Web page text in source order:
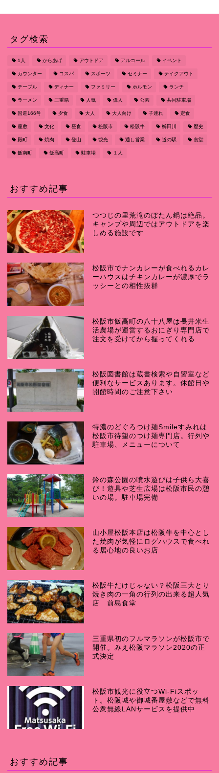
タグ検索
1人 からあげ アウトドア アルコール イベント
カウンター コスパ スポーツ セミナー テイクアウト
テーブル ディナー ファミリー ホルモン ランチ
ラーメン 三重県 人気 偉人 公園 共同駐車場
国道166号 夕食 大人 大人向け 子連れ 定食
座敷 文化 昼食 松阪市 松阪牛 櫛田川 歴史
殿町 焼肉 登山 観光 通し営業 道の駅 食堂
飯南町 飯高町 駐車場 １人
おすすめ記事
つつじの里荒滝のぼたん鍋は絶品。
キャンプや周辺ではアウトドアを楽
しめる施設です
松阪市でナンカレーが食べれるカレ
ーハウスはチキンカレーが濃厚でラ
ッシーとの相性抜群
松阪市飯高町の八十八屋は長井米生
活農場が運営するおにぎり専門店で
注文を受けてから握ってくれる
松阪図書館は蔵書検索や自習室など
便利なサービスあります。休館日や
開館時間のご注意下さい
特濃のどぐろつけ麺Smileすみれは
松阪市待望のつけ麺専門店。行列や
駐車場、メニューについて
鈴の森公園の噴水遊びは子供ら大喜
び！遊具や芝生広場は松阪市民の憩
いの場。駐車場完備
山小屋松阪本店は松阪牛を中心とし
た焼肉が気軽にログハウスで食べれ
る居心地の良いお店
松阪牛だけじゃない？松阪三大とり
焼き肉の一角の行列の出来る超人気
店 前島食堂
三重県初のフルマラソンが松阪市で
開催。みえ松阪マラソン2020の正
式決定
松阪市観光に役立つWi-Fiスポッ
ト。松阪城や御城番屋敷などで無料
公衆無線LANサービスを提供中
おすすめ記事